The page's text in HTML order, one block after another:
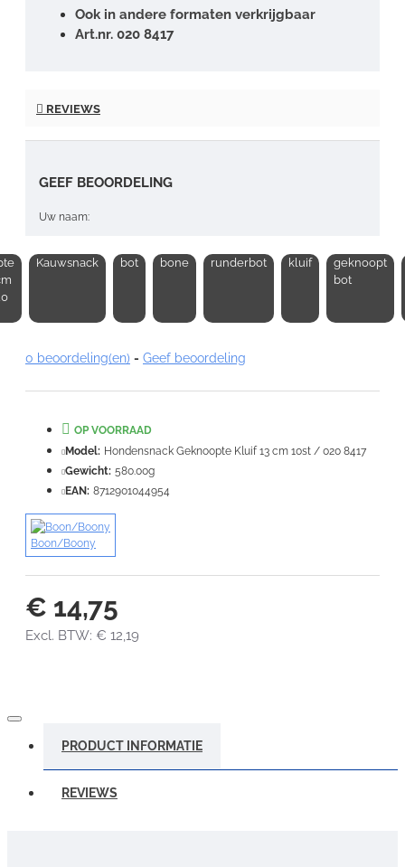
Ook in andere formaten verkrijgbaar
Art.nr. 020 8417
REVIEWS
GEEF BEOORDELING
Uw naam:
Note:HTML-code wordt niet vertaald!
Slecht
Kauwsnack bot bone runderbot kluif
geknoopt
bot
0 beoordeling(en) - Geef beoordeling
€ 14,75
Excl. BTW: € 12,19
OP VOORRAAD
Model: Hondensnack Geknoopte Kluif 13 cm 10st / 020 8417
Gewicht: 580.00g
EAN: 8712901044954
Boon/Boony
PRODUCT INFORMATIE
REVIEWS